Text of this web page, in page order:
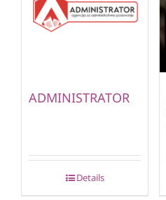
ADMINISTRATOR
Details